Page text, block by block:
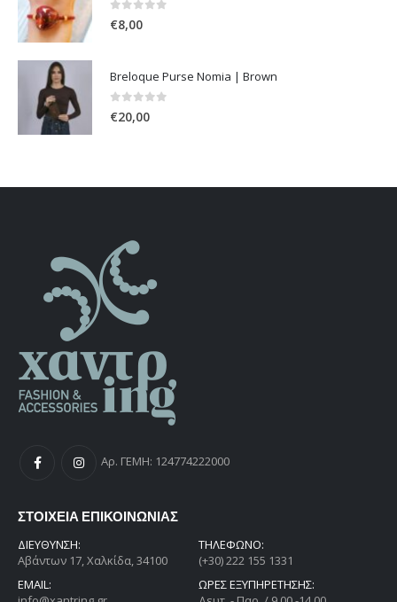
0 out of 5
€8,00
Breloque Purse Nomia | Brown
0 out of 5
€20,00
Αρ. ΓΕΜΗ: 124774222000
ΣΤΟΙΧΕΙΑ ΕΠΙΚΟΙΝΩΝΙΑΣ
ΔΙΕΎΘΥΝΣΗ:
Αβάντων 17, Χαλκίδα, 34100
ΤΗΛΕΦΩΝΟ:
(+30) 222 155 1331
EMAIL:
ΩΡΕΣ ΕΞΥΠΗΡΕΤΗΣΗΣ: